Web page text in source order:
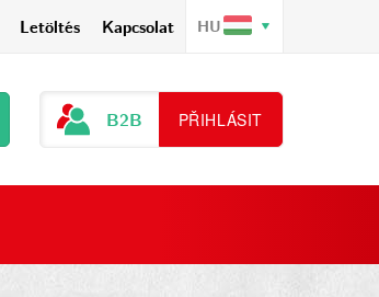
B2B PŘIHLÁSIT
HU
Letöltés Kapcsolat